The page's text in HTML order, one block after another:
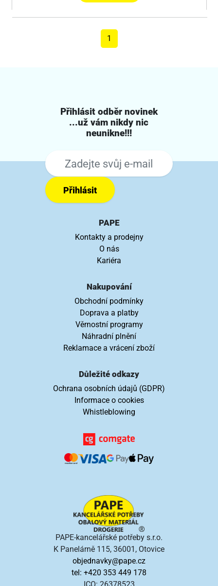
1
Přihlásit odběr novinek
...už vám nikdy nic
neunikne!!!
Přihlásit
PAPE
Kontakty a prodejny
O nás
Kariéra
Nakupování
Obchodní podmínky
Doprava a platby
Věrnostní programy
Náhradní plnění
Reklamace a vrácení zboží
Důležité odkazy
Ochrana osobních údajů (GDPR)
Informace o cookies
Whistleblowing
PAPE-kancelářské potřeby s.r.o.
K Panelárně 115, 36001, Otovice
objednavky@pape.cz
tel: +420 353 449 178